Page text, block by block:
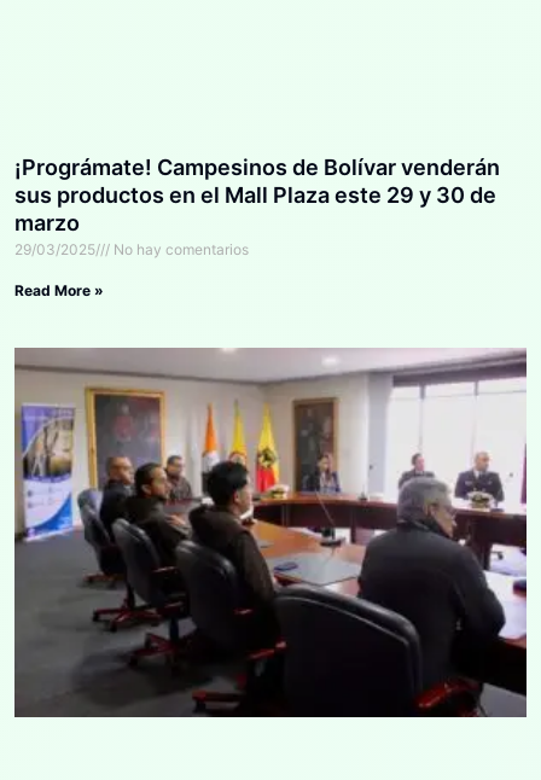
¡Prográmate! Campesinos de Bolívar venderán
sus productos en el Mall Plaza este 29 y 30 de
marzo
29/03/2025 No hay comentarios
Read More »